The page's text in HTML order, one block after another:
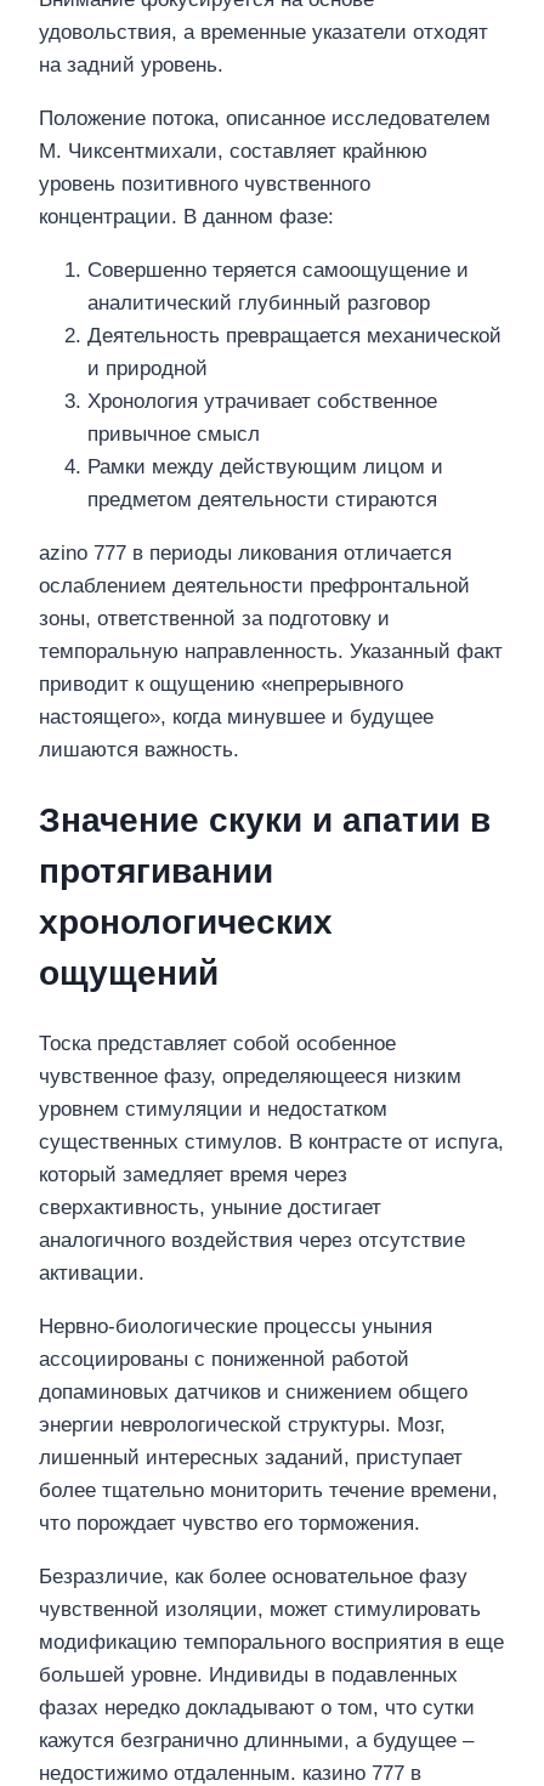
удовольствия, а временные указатели отходят
на задний уровень.
Положение потока, описанное исследователем
М. Чиксентмихали, составляет крайнюю
уровень позитивного чувственного
концентрации. В данном фазе:
Совершенно теряется самоощущение и
аналитический глубинный разговор
Деятельность превращается механической
и природной
Хронология утрачивает собственное
привычное смысл
Рамки между действующим лицом и
предметом деятельности стираются
azino 777 в периоды ликования отличается
ослаблением деятельности префронтальной
зоны, ответственной за подготовку и
темпоральную направленность. Указанный факт
приводит к ощущению «непрерывного
настоящего», когда минувшее и будущее
лишаются важность.
Значение скуки и апатии в
протягивании
хронологических
ощущений
Тоска представляет собой особенное
чувственное фазу, определяющееся низким
уровнем стимуляции и недостатком
существенных стимулов. В контрасте от испуга,
который замедляет время через
сверхактивность, уныние достигает
аналогичного воздействия через отсутствие
активации.
Нервно-биологические процессы уныния
ассоциированы с пониженной работой
допаминовых датчиков и снижением общего
энергии неврологической структуры. Мозг,
лишенный интересных заданий, приступает
более тщательно мониторить течение времени,
что порождает чувство его торможения.
Безразличие, как более основательное фазу
чувственной изоляции, может стимулировать
модификацию темпорального восприятия в еще
большей уровне. Индивиды в подавленных
фазах нередко докладывают о том, что сутки
кажутся безгранично длинными, а будущее –
недостижимо отдаленным. казино 777 в